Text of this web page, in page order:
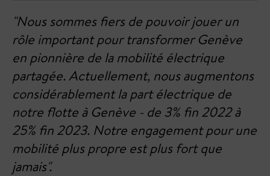
"Nous sommes fiers de pouvoir jouer un
rôle important pour transformer Genève
en pionnière de la mobilité électrique
partagée. Actuellement, nous augmentons
considérablement la part électrique de
notre flotte à Genève - de 3% fin 2022 à
25% fin 2023. Notre engagement pour une
mobilité plus propre est plus fort que
jamais".